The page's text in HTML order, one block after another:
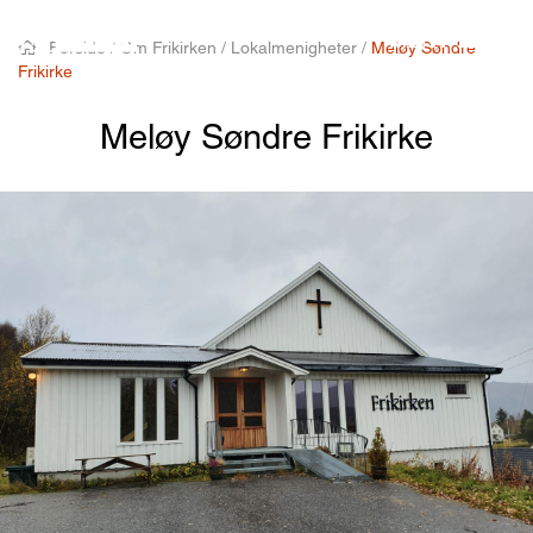
MENY
Forside / Om Frikirken / Lokalmenigheter / Meløy Søndre
Frikirke
Meløy Søndre Frikirke